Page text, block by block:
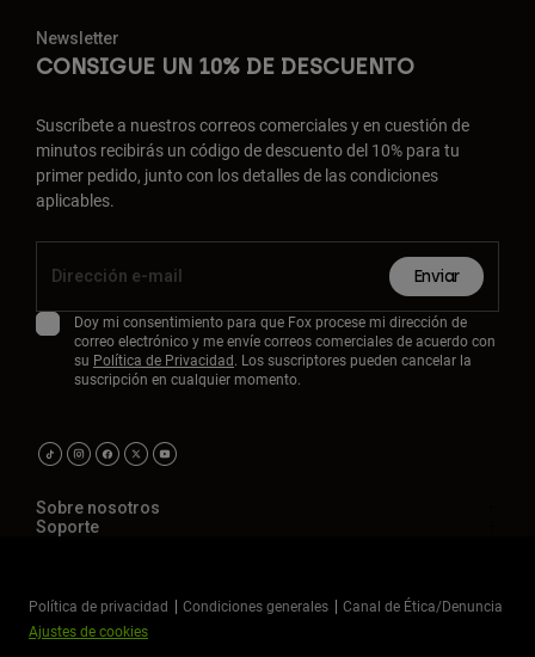
Newsletter
CONSIGUE UN 10% DE DESCUENTO
Suscríbete a nuestros correos comerciales y en cuestión de
minutos recibirás un código de descuento del 10% para tu
primer pedido, junto con los detalles de las condiciones
aplicables.
Enviar
Doy mi consentimiento para que Fox procese mi dirección de
correo electrónico y me envíe correos comerciales de acuerdo con
su Política de Privacidad. Los suscriptores pueden cancelar la
suscripción en cualquier momento.
Sobre nosotros
Soporte
Política de privacidad Condiciones generales
Canal de Ética/Denuncia
Ajustes de cookies